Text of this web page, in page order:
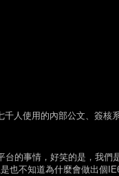
人使用的內部公文、簽核
的事情，好笑的是，我們
也不知道為什麼會做出個